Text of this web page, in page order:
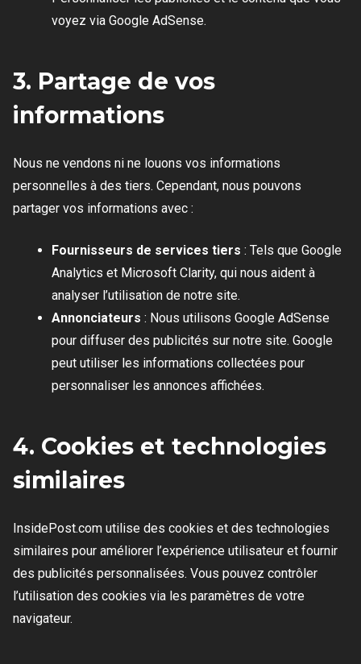
voyez via Google AdSense.
3. Partage de vos
informations
Nous ne vendons ni ne louons vos informations
personnelles à des tiers. Cependant, nous pouvons
partager vos informations avec :
Fournisseurs de services tiers : Tels que Google
Analytics et Microsoft Clarity, qui nous aident à
analyser l’utilisation de notre site.
Annonciateurs : Nous utilisons Google AdSense
pour diffuser des publicités sur notre site. Google
peut utiliser les informations collectées pour
personnaliser les annonces affichées.
4. Cookies et technologies
similaires
InsidePost.com utilise des cookies et des technologies
similaires pour améliorer l’expérience utilisateur et fournir
des publicités personnalisées. Vous pouvez contrôler
l’utilisation des cookies via les paramètres de votre
navigateur.